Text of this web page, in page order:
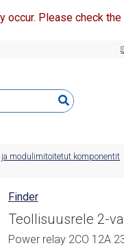
occur. Please check
modulimitoitetut komponentit
Finder
Teollisuusrele 2-
Power relay 2CO 12A